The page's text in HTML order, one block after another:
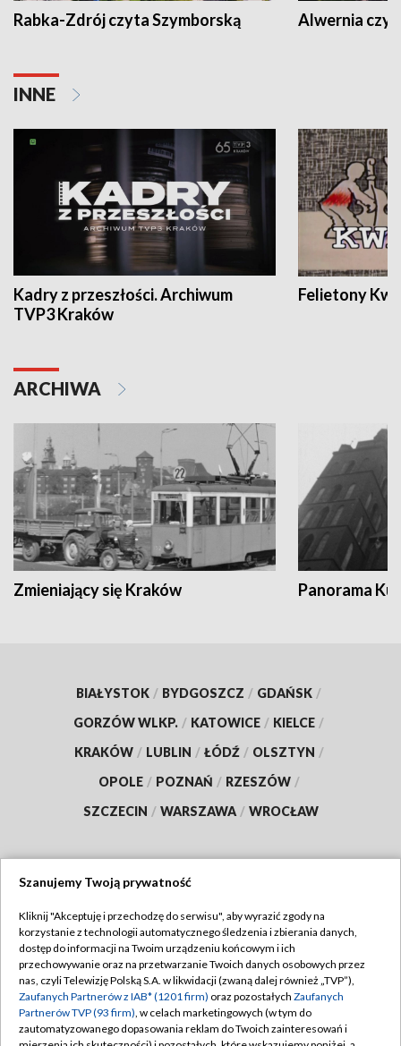
Rabka-Zdrój czyta Szymborską Alwernia
INNE
Kadry z przeszłości. Archiwum
TVP3 Kraków
Felietony
ARCHIWA
Zmieniający się Kraków Panorama
BIAŁYSTOK / BYDGOSZCZ / GDAŃSK /
GORZÓW WLKP. / KATOWICE / KIELCE /
KRAKÓW / LUBLIN / ŁÓDŹ / OLSZTYN /
OPOLE / POZNAŃ / RZESZÓW /
SZCZECIN / WARSZAWA / WROCŁAW
TVP
Abonament TVP
Emisja w TVP
Centrum informacji TVP
Regulamin TVP
Polityka prywatności
Moje zgody
Szanujemy Twoją prywatność
Kliknij "Akceptuję i przechodzę do serwisu", aby wyrazić zgody na
korzystanie z technologii automatycznego śledzenia i zbierania danych,
dostęp do informacji na Twoim urządzeniu końcowym i ich
przechowywanie oraz na przetwarzanie Twoich danych osobowych przez
nas, czyli Telewizję Polską S.A. w likwidacji (zwaną dalej również „TVP”),
Zaufanych Partnerów z IAB* (1201 firm) oraz pozostałych Zaufanych
Partnerów TVP (93 firm), w celach marketingowych (w tym do
zautomatyzowanego dopasowania reklam do Twoich zainteresowań i